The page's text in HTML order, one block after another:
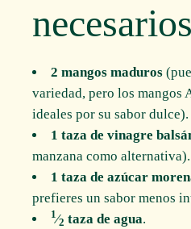
2 mangos maduros
variedad, pero los mangos
ideales por su sabor dulce).
1 taza de vinagre
manzana como alternativa).
1 taza de azúcar
prefieres un sabor menos
1⁄2 taza de agua.